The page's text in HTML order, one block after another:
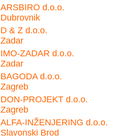
ARSBIRO d.o.o.
Dubrovnik
D & Z d.o.o.
Zadar
IMO-ZADAR d.o.o.
Zadar
BAGODA d.o.o.
Zagreb
DON-PROJEKT d.o.o.
Zagreb
ALFA-INŽENJERING d.o.o.
Slavonski Brod